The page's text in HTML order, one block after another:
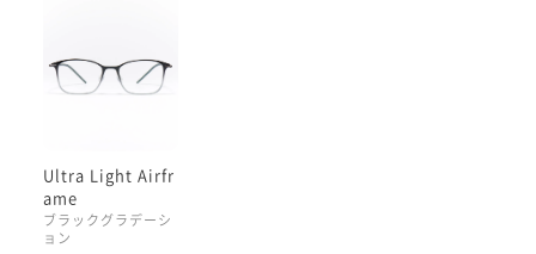
Ultra Light Airfr
ame
ブラックグラデーシ
ョン